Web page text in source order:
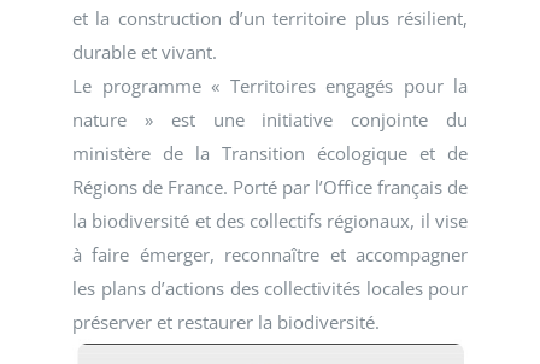
et la construction d’un territoire plus résilient,
durable et vivant.
Le programme « Territoires engagés pour la
nature » est une initiative conjointe du
ministère de la Transition écologique et de
Régions de France. Porté par l’Office français de
la biodiversité et des collectifs régionaux, il vise
à faire émerger, reconnaître et accompagner
les plans d’actions des collectivités locales pour
préserver et restaurer la biodiversité.